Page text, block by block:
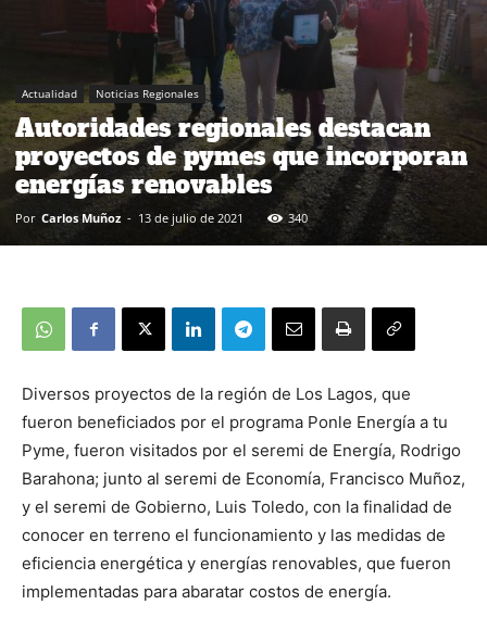
Actualidad Noticias Regionales
Autoridades regionales destacan
proyectos de pymes que incorporan
energías renovables
Por Carlos Muñoz - 13 de julio de 2021 340
Diversos proyectos de la región de Los Lagos, que
fueron beneficiados por el programa Ponle Energía a tu
Pyme, fueron visitados por el seremi de Energía, Rodrigo
Barahona; junto al seremi de Economía, Francisco Muñoz,
y el seremi de Gobierno, Luis Toledo, con la finalidad de
conocer en terreno el funcionamiento y las medidas de
eficiencia energética y energías renovables, que fueron
implementadas para abaratar costos de energía.